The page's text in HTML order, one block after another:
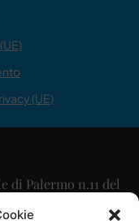
(UE)
Palermo n.11 del